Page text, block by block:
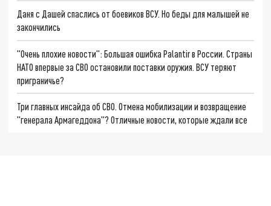
Даня с Дашей спаслись от боевиков ВСУ. Но беды для малышей не
закончились
"Очень плохие новости": Большая ошибка Palantir в России. Страны
НАТО впервые за СВО остановили поставки оружия. ВСУ теряют
приграничье?
Три главных инсайда об СВО. Отмена мобилизации и возвращение
"генерала Армагеддона"? Отличные новости, которые ждали все